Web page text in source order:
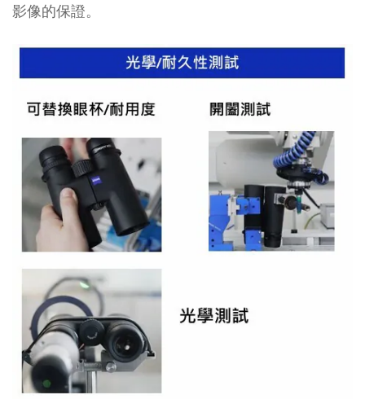
影像的保證。